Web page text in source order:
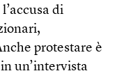
di
protestare è
un’intervista